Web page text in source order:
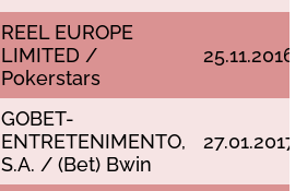
RЕЕL ЕURОРЕ
LІMІTЕD /
Роkеrstаrs
25.11.2016
GОВЕT-
ЕNTRЕTЕNІMЕNTО,
S.А. / (Веt) Вwіn
27.01.2017